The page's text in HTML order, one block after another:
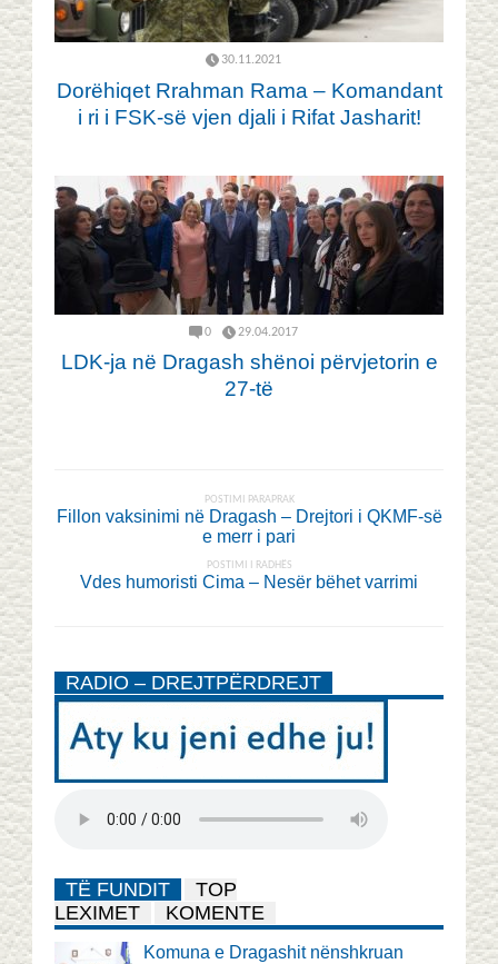
30.11.2021
Dorëhiqet Rrahman Rama – Komandant
i ri i FSK-së vjen djali i Rifat Jasharit!
0 29.04.2017
LDK-ja në Dragash shënoi përvjetorin e
27-të
POSTIMI PARAPRAK
Fillon vaksinimi në Dragash – Drejtori i QKMF-së
e merr i pari
POSTIMI I RADHËS
Vdes humoristi Cima – Nesër bëhet varrimi
RADIO – DREJTPËRDREJT
TË FUNDIT
TOP
LEXIMET
KOMENTE
Komuna e Dragashit nënshkruan